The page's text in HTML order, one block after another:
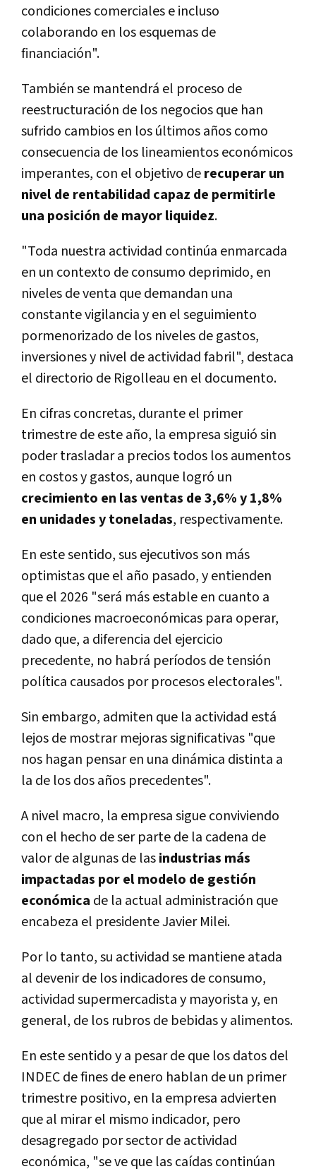
condiciones comerciales e incluso
colaborando en los esquemas de
financiación".
También se mantendrá el proceso de
reestructuración de los negocios que han
sufrido cambios en los últimos años como
consecuencia de los lineamientos económicos
imperantes, con el objetivo derecuperar un
nivel de rentabilidad capaz de permitirle
una posición de mayor liquidez.
"Toda nuestra actividad continúa enmarcada
en un contexto de consumo deprimido, en
niveles de venta que demandan una
constante vigilancia y en el seguimiento
pormenorizado de los niveles de gastos,
inversiones y nivel de actividad fabril", destaca
el directorio de Rigolleau en el documento.
En cifras concretas, durante el primer
trimestre de este año, la empresa siguió sin
poder trasladar a precios todos los aumentos
en costos y gastos, aunque logró un
crecimiento en las ventas de 3,6% y 1,8%
en unidades y toneladas, respectivamente.
En este sentido, sus ejecutivos son más
optimistas que el año pasado, y entienden
que el 2026 "será más estable en cuanto a
condiciones macroeconómicas para operar,
dado que, a diferencia del ejercicio
precedente, no habrá períodos de tensión
política causados por procesos electorales".
Sin embargo, admiten que la actividad está
lejos de mostrar mejoras significativas "que
nos hagan pensar en una dinámica distinta a
la de los dos años precedentes".
A nivel macro, la empresa sigue conviviendo
con el hecho de ser parte de la cadena de
valor de algunas de lasindustrias más
impactadas por el modelo de gestión
económica de la actual administración que
encabeza el presidente Javier Milei.
Por lo tanto, su actividad se mantiene atada
al devenir de los indicadores de consumo,
actividad supermercadista y mayorista y, en
general, de los rubros de bebidas y alimentos.
En este sentido y a pesar de que los datos del
INDEC de fines de enero hablan de un primer
trimestre positivo, en la empresa advierten
que al mirar el mismo indicador, pero
desagregado por sector de actividad
económica, "se ve que las caídas continúan